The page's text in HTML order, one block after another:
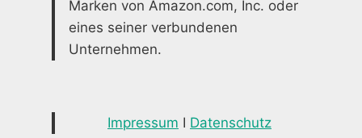
Marken von Amazon.com, Inc. oder
eines seiner verbundenen
Unternehmen.
Impressum I Datenschutz